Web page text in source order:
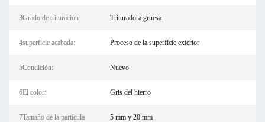
3Grado de trituración: Trituradora gruesa
4superficie acabada: Proceso de la superficie exterior
5Condición: Nuevo
6El color: Gris del hierro
7Tamaño de la partícula
5 mm y 20 mm